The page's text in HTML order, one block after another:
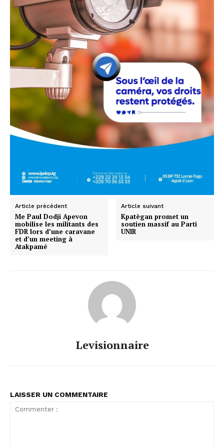
Article précédent
Me Paul Dodji Apevon
mobilise les militants des
FDR lors d’une caravane
et d’un meeting à
Atakpamé
Article suivant
Kpatègan promet un
soutien massif au Parti
UNIR
Levisionnaire
LAISSER UN COMMENTAIRE